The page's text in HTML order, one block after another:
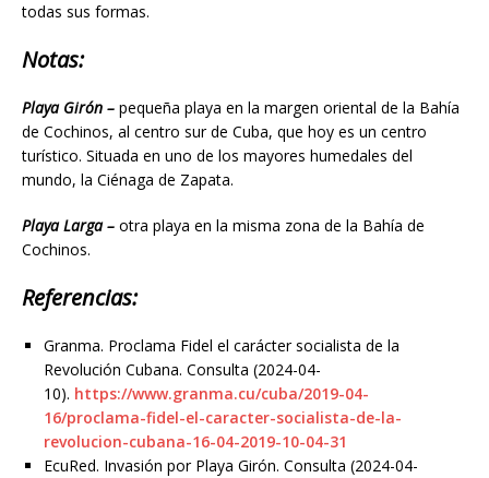
todas sus formas.
Notas:
Playa Girón – pequeña playa en la margen oriental de la Bahía
de Cochinos, al centro sur de Cuba, que hoy es un centro
turístico. Situada en uno de los mayores humedales del
mundo, la Ciénaga de Zapata.
Playa Larga – otra playa en la misma zona de la Bahía de
Cochinos.
Referencias:
Granma. Proclama Fidel el carácter socialista de la
Revolución Cubana. Consulta (2024-04-
10). https://www.granma.cu/cuba/2019-04-
16/proclama-fidel-el-caracter-socialista-de-la-
revolucion-cubana-16-04-2019-10-04-31
EcuRed. Invasión por Playa Girón. Consulta (2024-04-